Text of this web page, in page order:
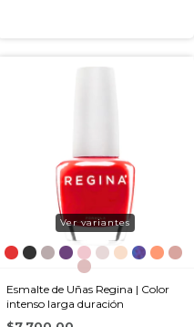
Esmalte de Uñas Regina | Color
intenso larga duración
Ver variantes